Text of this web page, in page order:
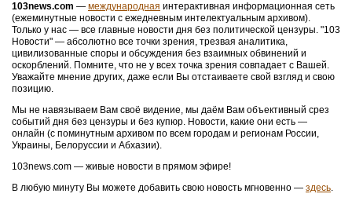
103news.com — международная интерактивная информационная сеть
(ежеминутные новости с ежедневным интелектуальным архивом).
Только у нас — все главные новости дня без политической цензуры. "103
Новости" — абсолютно все точки зрения, трезвая аналитика,
цивилизованные споры и обсуждения без взаимных обвинений и
оскорблений. Помните, что не у всех точка зрения совпадает с Вашей.
Уважайте мнение других, даже если Вы отстаиваете свой взгляд и свою
позицию.
Мы не навязываем Вам своё видение, мы даём Вам объективный срез
событий дня без цензуры и без купюр. Новости, какие они есть —
онлайн (с поминутным архивом по всем городам и регионам России,
Украины, Белоруссии и Абхазии).
103news.com — живые новости в прямом эфире!
В любую минуту Вы можете добавить свою новость мгновенно — здесь.